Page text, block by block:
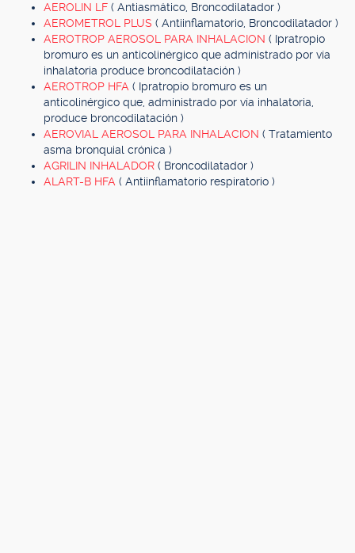
AEROLIN LF ( Antiasmático, Broncodilatador )
AEROMETROL PLUS ( Antiinflamatorio, Broncodilatador )
AEROTROP AEROSOL PARA INHALACION ( Ipratropio
bromuro es un anticolinérgico que administrado por vía
inhalatoria produce broncodilatación )
AEROTROP HFA ( Ipratropio bromuro es un
anticolinérgico que, administrado por vía inhalatoria,
produce broncodilatación )
AEROVIAL AEROSOL PARA INHALACION ( Tratamiento
asma bronquial crónica )
AGRILIN INHALADOR ( Broncodilatador )
ALART-B HFA ( Antiinflamatorio respiratorio )